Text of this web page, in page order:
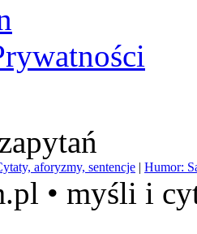
aforyzmy, sentencje | Humor:
• myśli i